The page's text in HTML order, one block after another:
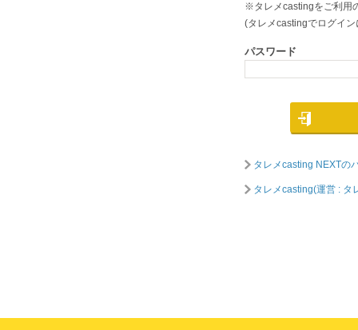
※タレメcastingをご利用
(タレメcastingでログイ
パスワード
タレメcasting NEXTの
タレメcasting(運営 : タ